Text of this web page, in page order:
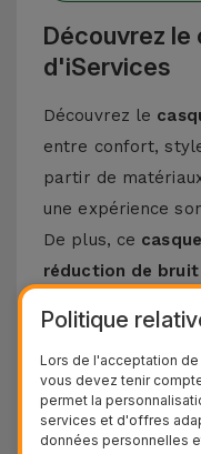
Découvrez le
d'iServices
Découvrez le
entre confort,
partir de
une expérience
De plus, ce
réduction de bruit
les sons ambiants
- Mode ANC
extérieurs, vous
passer des
- ANC
Politique
Lors de l'acceptation
vous devez tenir
permet la
services et d'offres
données personnelles